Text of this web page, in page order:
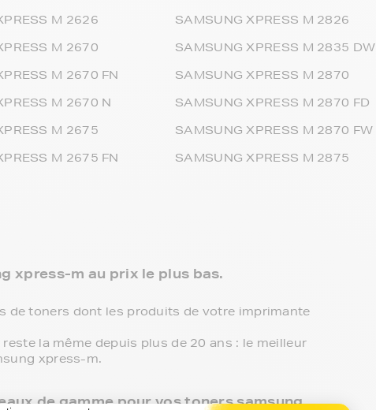
M 2626
M 2670
M 2670 FN
M 2670 N
M 2675
M 2675 FN
SAMSUNG XPRESS M 2826
SAMSUNG XPRESS M 2835 DW
SAMSUNG XPRESS M 2870
SAMSUNG XPRESS M 2870 FD
SAMSUNG XPRESS M 2870 FW
SAMSUNG XPRESS M 2875
xpress-m au prix le plus bas.
de toners dont les produits de votre imprimante
la même depuis plus de 20 ans : le meilleur
xpress-m.
de gamme pour vos toners samsung